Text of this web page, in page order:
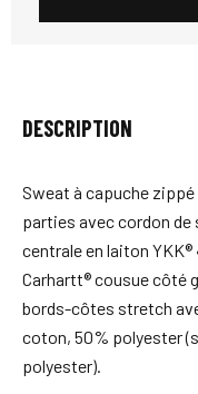
DESCRIPTION
Sweat à capuche zippé
parties avec cordon de
centrale en laiton
Carhartt® cousue côté
bords-côtes stretch
coton, 50% polyester
polyester).